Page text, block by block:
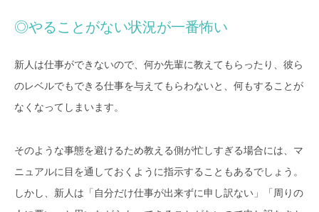
◎やることがない状況が一番怖い
新人は仕事ができないので、何か先輩に教えてもらったり、彼ら
のレベルでもできる仕事を与えてもらわないと、何もすることが
なくなってしまいます。
そのような事態を避けるため教える側が忙しすぎる場合には、マ
ニュアルに目を通しておくように指示することもあるでしょう。
しかし、新人は「自分だけ仕事が出来ずに申し訳ない」「周りの